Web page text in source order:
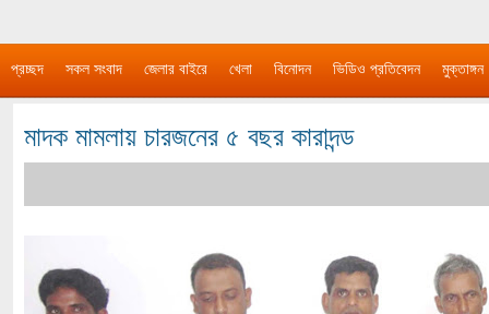
প্রচ্ছদ সকল সংবাদ জেলার বাইরে খেলা বিনোদন ভিডিও প্রতিবেদন মুক্তাঙ্গন
মাদক মামলায় চারজনের ৫ বছর কারাদন্ড